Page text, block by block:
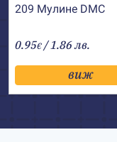
209 Мулине DMC
0.95€ / 1.86 лв.
виж